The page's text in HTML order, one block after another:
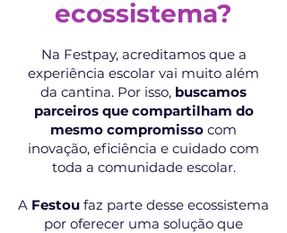
ecossistema?
Na Festpay, acreditamos que a
experiência escolar vai muito além
da cantina. Por isso, buscamos
parceiros que compartilham do
mesmo compromisso com
inovação, eficiência e cuidado com
toda a comunidade escolar.
A Festou faz parte desse ecossistema
por oferecer uma solução que